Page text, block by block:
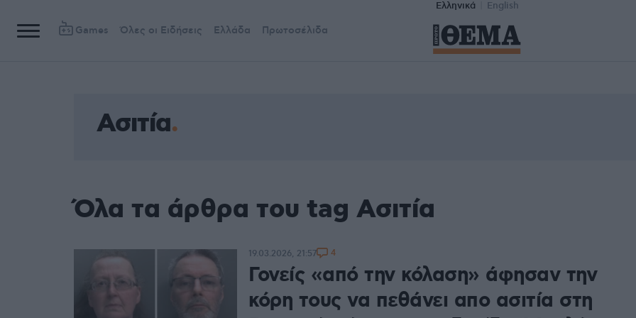
Ελληνικά English
Games Όλες οι Ειδήσεις Ελλάδα Πρωτοσέλιδα
Ασιτία
Όλα τα άρθρα του tag Ασιτία
Γονείς «από την κόλαση» άφησαν την
κόρη τους να πεθάνει απο ασιτία στη
19.03.2026, 21:57 4